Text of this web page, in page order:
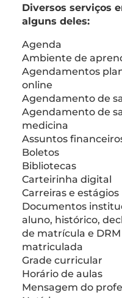
Diversos serviços
alguns deles:
Agenda
Ambiente de
Agendamentos
online
Agendamento de
Agendamento de
medicina
Assuntos
Boletos
Bibliotecas
Carteirinha digital
Carreiras e estágios
Documentos
aluno, histórico,
de matrícula e
matriculada
Grade curricular
Horário de aulas
Mensagem do